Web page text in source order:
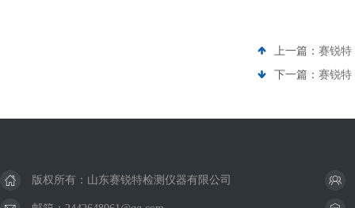
上一篇： 赛锐特
下一篇： 赛锐特
版权所有：山东赛锐特检测仪器有限公司